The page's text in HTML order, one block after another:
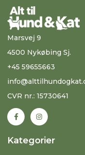
Marsvej 9
4500 Nykøbing Sj.
+45 59655663
CVR nr.: 15730641
Kategorier